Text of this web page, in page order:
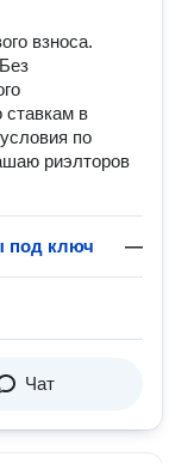
взноса.
ставкам в
по
риэлторов
под ключ —
Чат